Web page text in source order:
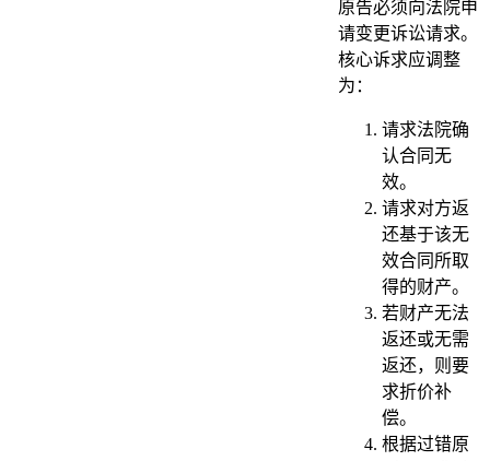
原告必须向法院申
请变更诉讼请求。
核心诉求应调整
为：
请求法院确
认合同无
效。
请求对方返
还基于该无
效合同所取
得的财产。
若财产无法
返还或无需
返还，则要
求折价补
偿。
根据过错原